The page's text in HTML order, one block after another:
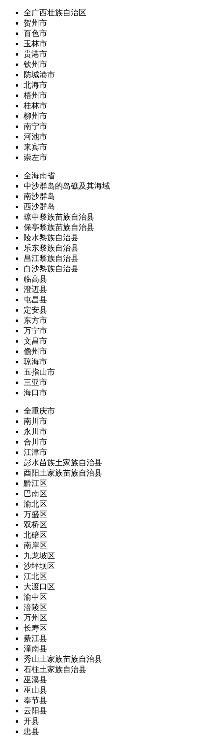
全广西壮族自治区
贺州市
百色市
玉林市
贵港市
钦州市
防城港市
北海市
梧州市
桂林市
柳州市
南宁市
河池市
来宾市
崇左市
全海南省
中沙群岛的岛礁及其海域
南沙群岛
西沙群岛
琼中黎族苗族自治县
保亭黎族苗族自治县
陵水黎族自治县
乐东黎族自治县
昌江黎族自治县
白沙黎族自治县
临高县
澄迈县
屯昌县
定安县
东方市
万宁市
文昌市
儋州市
琼海市
五指山市
三亚市
海口市
全重庆市
南川市
永川市
合川市
江津市
彭水苗族土家族自治县
酉阳土家族苗族自治县
黔江区
巴南区
渝北区
万盛区
双桥区
北碚区
南岸区
九龙坡区
沙坪坝区
江北区
大渡口区
渝中区
涪陵区
万州区
长寿区
綦江县
潼南县
秀山土家族苗族自治县
石柱土家族自治县
巫溪县
巫山县
奉节县
云阳县
开县
忠县